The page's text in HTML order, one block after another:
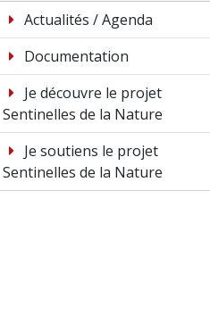
Actualités / Agenda
Documentation
Je découvre le projet
Sentinelles de la Nature
Je soutiens le projet
Sentinelles de la Nature